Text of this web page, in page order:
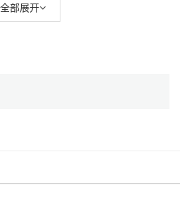
53
器（阅读难度1星）
阅读难度2星）
74
全部展开